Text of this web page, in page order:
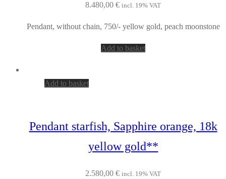
8.480,00 € incl. 19% VAT
Pendant, without chain, 750/- yellow gold, peach moonstone
Add to basket
Add to basket
Pendant starfish, Sapphire orange, 18k
yellow gold**
2.580,00 € incl. 19% VAT